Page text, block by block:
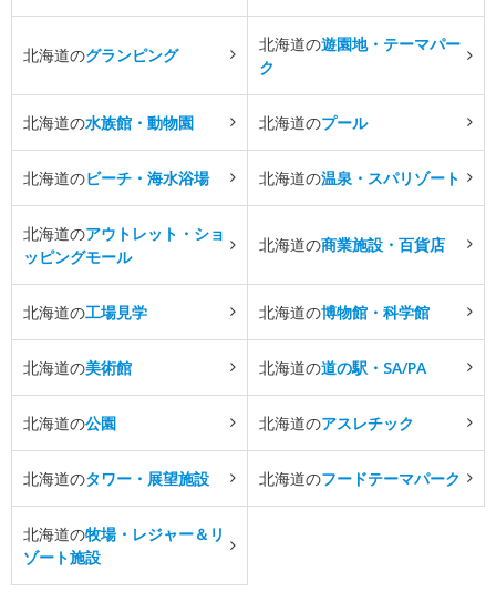
北海道のグランピング
北海道の遊園地・テーマパー
ク
北海道の水族館・動物園 北海道のプール
北海道のビーチ・海水浴場 北海道の温泉・スパリゾート
北海道のアウトレット・ショ
ッピングモール
北海道の商業施設・百貨店
北海道の工場見学 北海道の博物館・科学館
北海道の美術館 北海道の道の駅・SA/PA
北海道の公園 北海道のアスレチック
北海道のタワー・展望施設 北海道のフードテーマパーク
北海道の牧場・レジャー＆リ
ゾート施設